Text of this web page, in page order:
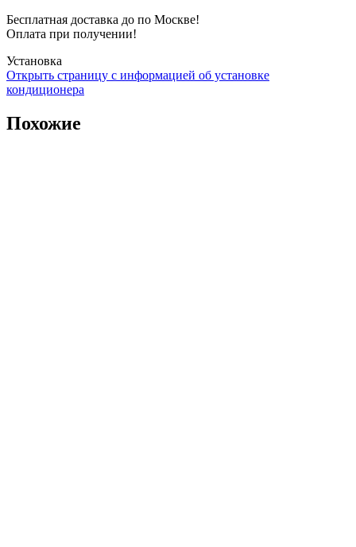
Бесплатная доставка до по Москве!
Оплата при получении!
Установка
Открыть страницу с информацией об установке
кондиционера
Похожие